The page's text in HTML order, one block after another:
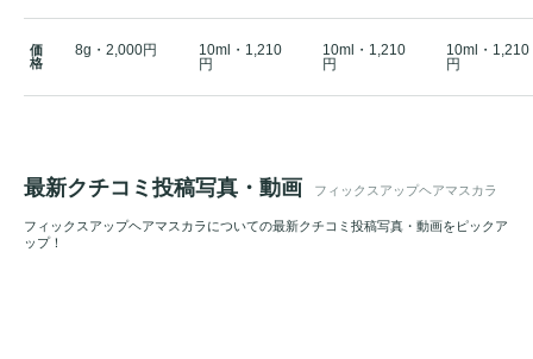
価
格
8g・2,000円
10ml・1,210
円
10ml・1,210
円
10ml・1,210
円
最新クチコミ投稿写真・動画 フィックスアップヘアマスカラ
フィックスアップヘアマスカラについての最新クチコミ投稿写真・動画をピックア
ップ！